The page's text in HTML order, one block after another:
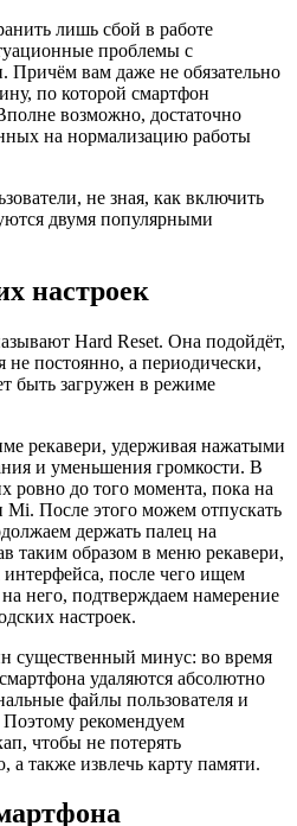
лишь сбой в работе
проблемы с
вам даже не обязательно
по которой смартфон
возможно, достаточно
на нормализацию работы
не зная, как включить
двумя популярными
настроек
Hard Reset. Она подойдёт,
не постоянно, а периодически,
быть загружен в режиме
рекавери, удерживая нажатыми
и уменьшения громкости. В
ровно до того момента, пока на
Mi. После этого можем отпускать
держать палец на
таким образом в меню рекавери,
после чего ищем
него, подтверждаем намерение
настроек.
существенный минус: во время
удаляются абсолютно
файлы пользователя и
Поэтому рекомендуем
чтобы не потерять
также извлечь карту памяти.